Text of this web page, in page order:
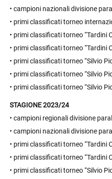
• campioni nazionali divisione
• primi classificati torneo
• primi classificati torneo “Tardini
• primi classificati torneo “Tardini
• primi classificati torneo “Silvio
• primi classificati torneo “Silvio
• primi classificati torneo “Silvio
STAGIONE 2023/24
• campioni regionali divisione
• campioni nazionali divisione
• primi classificati torneo “Tardini
• primi classificati torneo “Tardini
• primi classificati torneo “Silvio